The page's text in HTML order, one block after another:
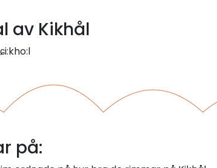
av Kikhål
på: